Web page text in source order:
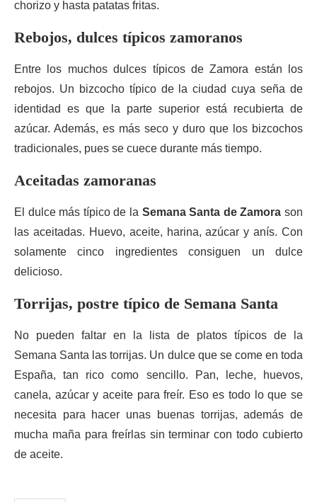
chorizo y hasta patatas fritas.
Rebojos, dulces típicos zamoranos
Entre los muchos dulces típicos de Zamora están los
rebojos. Un bizcocho típico de la ciudad cuya seña de
identidad es que la parte superior está recubierta de
azúcar. Además, es más seco y duro que los bizcochos
tradicionales, pues se cuece durante más tiempo.
Aceitadas zamoranas
El dulce más típico de la Semana Santa de Zamora son
las aceitadas. Huevo, aceite, harina, azúcar y anís. Con
solamente cinco ingredientes consiguen un dulce
delicioso.
Torrijas, postre típico de Semana Santa
No pueden faltar en la lista de platos típicos de la
Semana Santa las torrijas. Un dulce que se come en toda
España, tan rico como sencillo. Pan, leche, huevos,
canela, azúcar y aceite para freír. Eso es todo lo que se
necesita para hacer unas buenas torrijas, además de
mucha maña para freírlas sin terminar con todo cubierto
de aceite.